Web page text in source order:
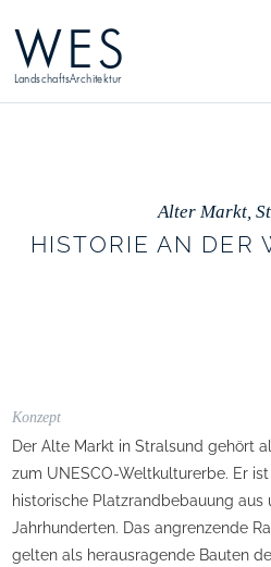
WES
LandschaftsArchitektur
Alter Markt,
HISTORIE AN DER
Konzept
Der Alte Markt in Stralsund gehört
zum UNESCO-Weltkulturerbe. Er
historische Platzrandbebauung aus
Jahrhunderten. Das angrenzende
gelten als herausragende Bauten